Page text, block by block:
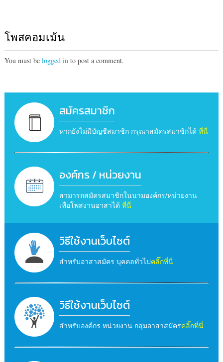
โพสคอมเม้น
You must be logged in to post a comment.
สมัครสมาชิก
หากยังไม่มีบัญชีสมาชิก กรุณาสมัครสมาชิกได้ ที่นี่
องค์กร / หน่วยงาน
สามารถสมัครสมาชิกในนามองค์กร/หน่วยงาน
เพื่อโพสงานอาสาได้ ที่นี่
วิธีใช้งานเว็บไซต์
สำหรับอาสาสมัคร บุคคลทั่วไปคลิ๊กที่นี่
วิธีใช้งานเว็บไซต์
สำหรับองค์กร หน่วยงาน กลุ่มอาสาสมัครคลิ๊กที่นี่